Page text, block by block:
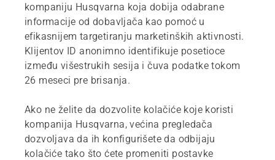
kompaniju Husqvarna koja dobija odabrane
informacije od dobavljača kao pomoć u
efikasnijem targetiranju marketinških aktivnosti.
Klijentov ID anonimno identifikuje posetioce
između višestrukih sesija i čuva podatke tokom
26 meseci pre brisanja.
Ako ne želite da dozvolite kolačiće koje koristi
kompanija Husqvarna, većina pregledača
dozvoljava da ih konfigurišete da odbijaju
kolačiće tako što ćete promeniti postavke